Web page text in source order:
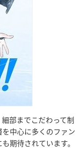
部までこだわって制
中心に多くのファン
期待されています。